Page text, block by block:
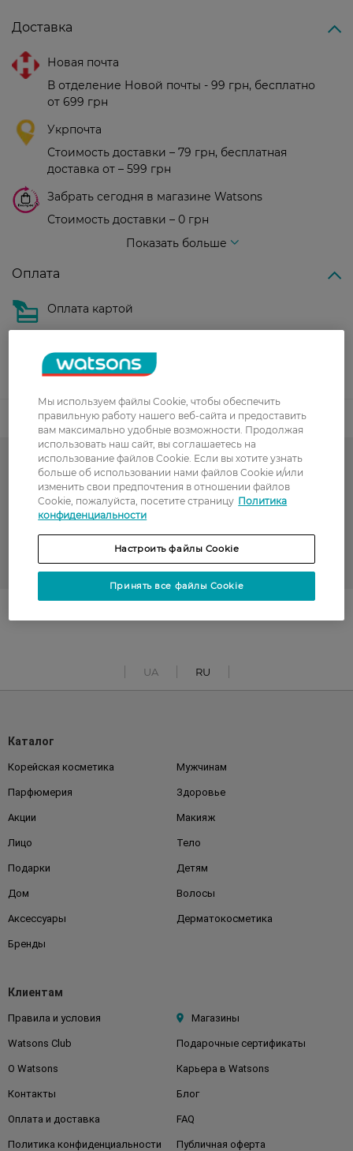
Доставка
Новая почта
В отделение Новой почты - 99 грн, бесплатно
от 699 грн
Укрпочта
Стоимость доставки – 79 грн, бесплатная
доставка от – 599 грн
Забрать сегодня в магазине Watsons
Стоимость доставки – 0 грн
Показать больше
Оплата
Оплата картой
Показать больше
Код товара
Тон для лица и румяна
Тональные кремы
UA RU
Каталог
Корейская косметика Мужчинам
Парфюмерия Здоровье
Акции Макияж
Лицо Тело
Подарки Детям
Дом Волосы
Аксессуары Дерматокосметика
Бренды
Клиентам
Правила и условия Магазины
Watsons Club Подарочные сертификаты
О Watsons Карьера в Watsons
Контакты Блог
Оплата и доставка FAQ
Политика конфиденциальности Публичная оферта
Мы используем файлы Cookie, чтобы обеспечить
правильную работу нашего веб-сайта и предоставить
вам максимально удобные возможности. Продолжая
использовать наш сайт, вы соглашаетесь на
использование файлов Cookie. Если вы хотите узнать
больше об использовании нами файлов Cookie и/или
изменить свои предпочтения в отношении файлов
Cookie, пожалуйста, посетите страницу Политика
конфиденциальности
Настроить файлы Cookie
Принять все файлы Cookie